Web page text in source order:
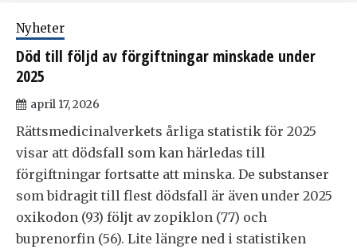
Nyheter
Död till följd av förgiftningar minskade under
2025
april 17, 2026
Rättsmedicinalverkets årliga statistik för 2025
visar att dödsfall som kan härledas till
förgiftningar fortsatte att minska. De substanser
som bidragit till flest dödsfall är även under 2025
oxikodon (93) följt av zopiklon (77) och
buprenorfin (56). Lite längre ned i statistiken